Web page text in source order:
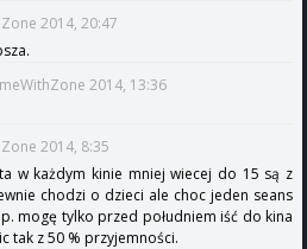
2014, 20:47
2014, 13:36
2014, 8:35
w każdym kinie mniej wiecej do 15 są z
chodzi o dzieci ale choc jeden seans
mogę tylko przed południem iść do kina
tak z 50 % przyjemności.